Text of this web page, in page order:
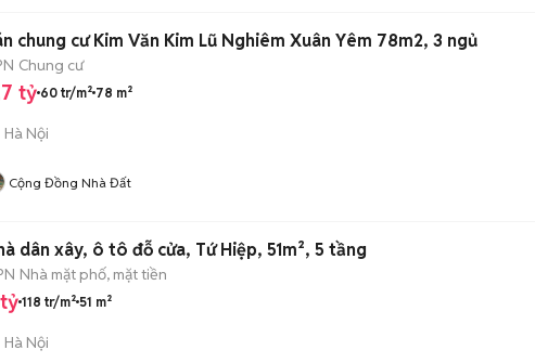
chung cư Kim Văn Kim Lũ Nghiêm Xuân Yêm 78m2, 3 ngủ
Chung cư
tỷ 60 tr/m² 78 m²
Hà Nội
Cộng Đồng Nhà Đất
dân xây, ô tô đỗ cửa, Tứ Hiệp, 51m², 5 tầng
Nhà mặt phố, mặt tiền
118 tr/m² 51 m²
Hà Nội